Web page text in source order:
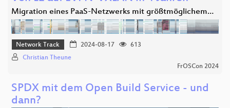
Migration eines PaaS-Netzwerks mit größtmöglichem…
Network Track 2024-08-17
613
Christian Theune
FrOSCon 2024
SPDX mit dem Open Build Service - und
dann?